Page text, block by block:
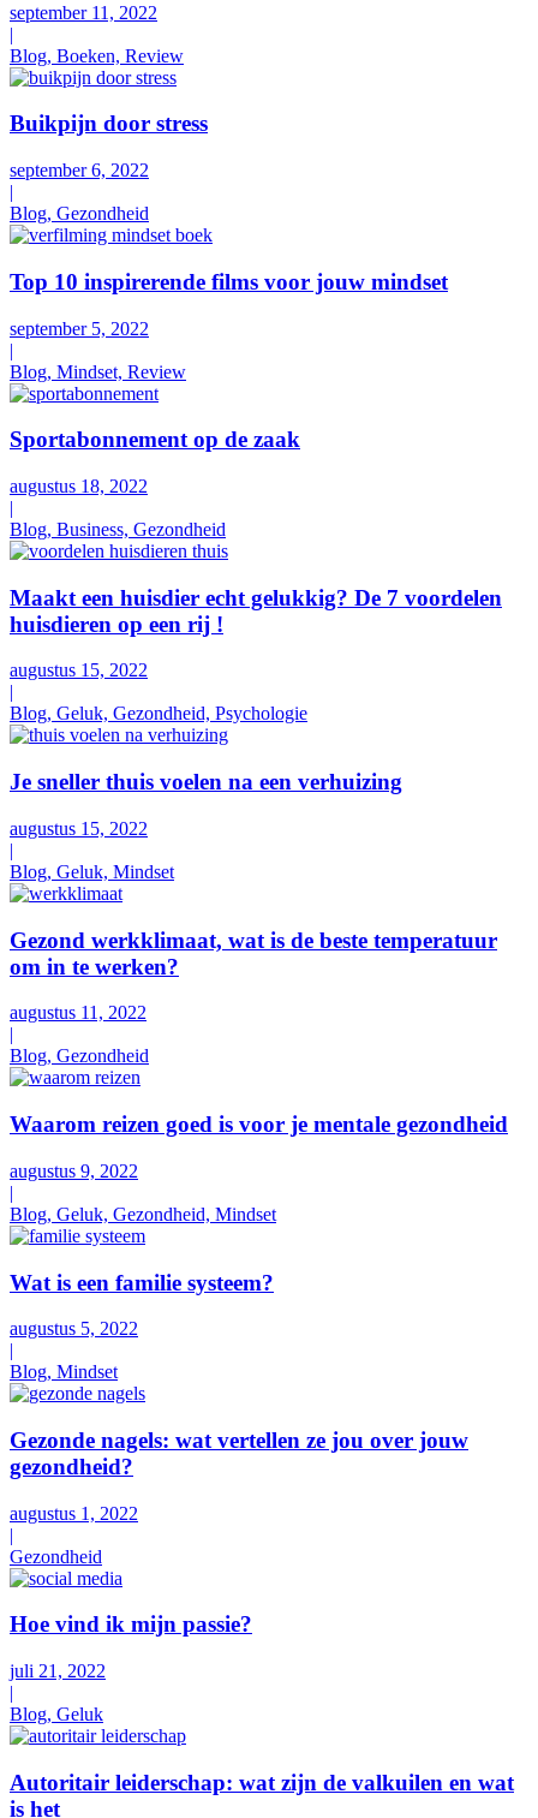
september 11, 2022
|
Blog, Boeken, Review
Buikpijn door stress
september 6, 2022
|
Blog, Gezondheid
Top 10 inspirerende films voor jouw mindset
september 5, 2022
|
Blog, Mindset, Review
Sportabonnement op de zaak
augustus 18, 2022
|
Blog, Business, Gezondheid
Maakt een huisdier echt gelukkig? De 7 voordelen
huisdieren op een rij !
augustus 15, 2022
Blog, Geluk, Gezondheid, Psychologie
Je sneller thuis voelen na een verhuizing
augustus 15, 2022
|
Blog, Geluk, Mindset
Gezond werkklimaat, wat is de beste temperatuur
om in te werken?
augustus 11, 2022
|
Blog, Gezondheid
Waarom reizen goed is voor je mentale gezondheid
augustus 9, 2022
|
Blog, Geluk, Gezondheid, Mindset
Wat is een familie systeem?
augustus 5, 2022
|
Blog, Mindset
Gezonde nagels: wat vertellen ze jou over jouw
gezondheid?
augustus 1, 2022
|
Gezondheid
Hoe vind ik mijn passie?
juli 21, 2022
|
Blog, Geluk
Autoritair leiderschap: wat zijn de valkuilen en wat
is het